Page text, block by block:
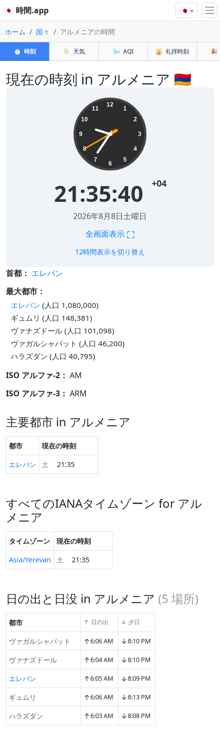
🇯🇵 時間.app 🇯🇵▾
ホーム 国々 アルメニアの時間
⏱️ 時刻 🌦️ 天気 🌬️ AQI 🕌 礼拝時刻 🎉
現在の時刻 in アルメニア 🇦🇲
12
1
2
3
4
5
6
7
8
9
10
11
21:35:41 +04
2026年8月8日土曜日
全画面表示 ⛶
12時間表示を切り替え
首都： エレバン
最大都市：
エレバン (人口 1,080,000)
ギュムリ (人口 148,381)
ヴァナズドール (人口 101,098)
ヴァガルシャパット (人口 46,200)
ハラズダン (人口 40,795)
ISO アルファ-2： AM
ISO アルファ-3： ARM
主要都市 in アルメニア
都市
現在の時刻
エレバン
土 21:35
すべてのIANAタイムゾーン for アル
メニア
タイムゾーン
現在の時刻
Asia/Yerevan
土 21:35
日の出と日没 in アルメニア (5 場所)
都市 ↑ 日の出 ↓ 夕日
ヴァガルシャパット ↑6:06 AM ↓8:10 PM
ヴァナズドール ↑6:04 AM ↓8:10 PM
エレバン ↑6:05 AM ↓8:09 PM
ギュムリ ↑6:06 AM ↓8:13 PM
ハラズダン ↑6:03 AM ↓8:08 PM